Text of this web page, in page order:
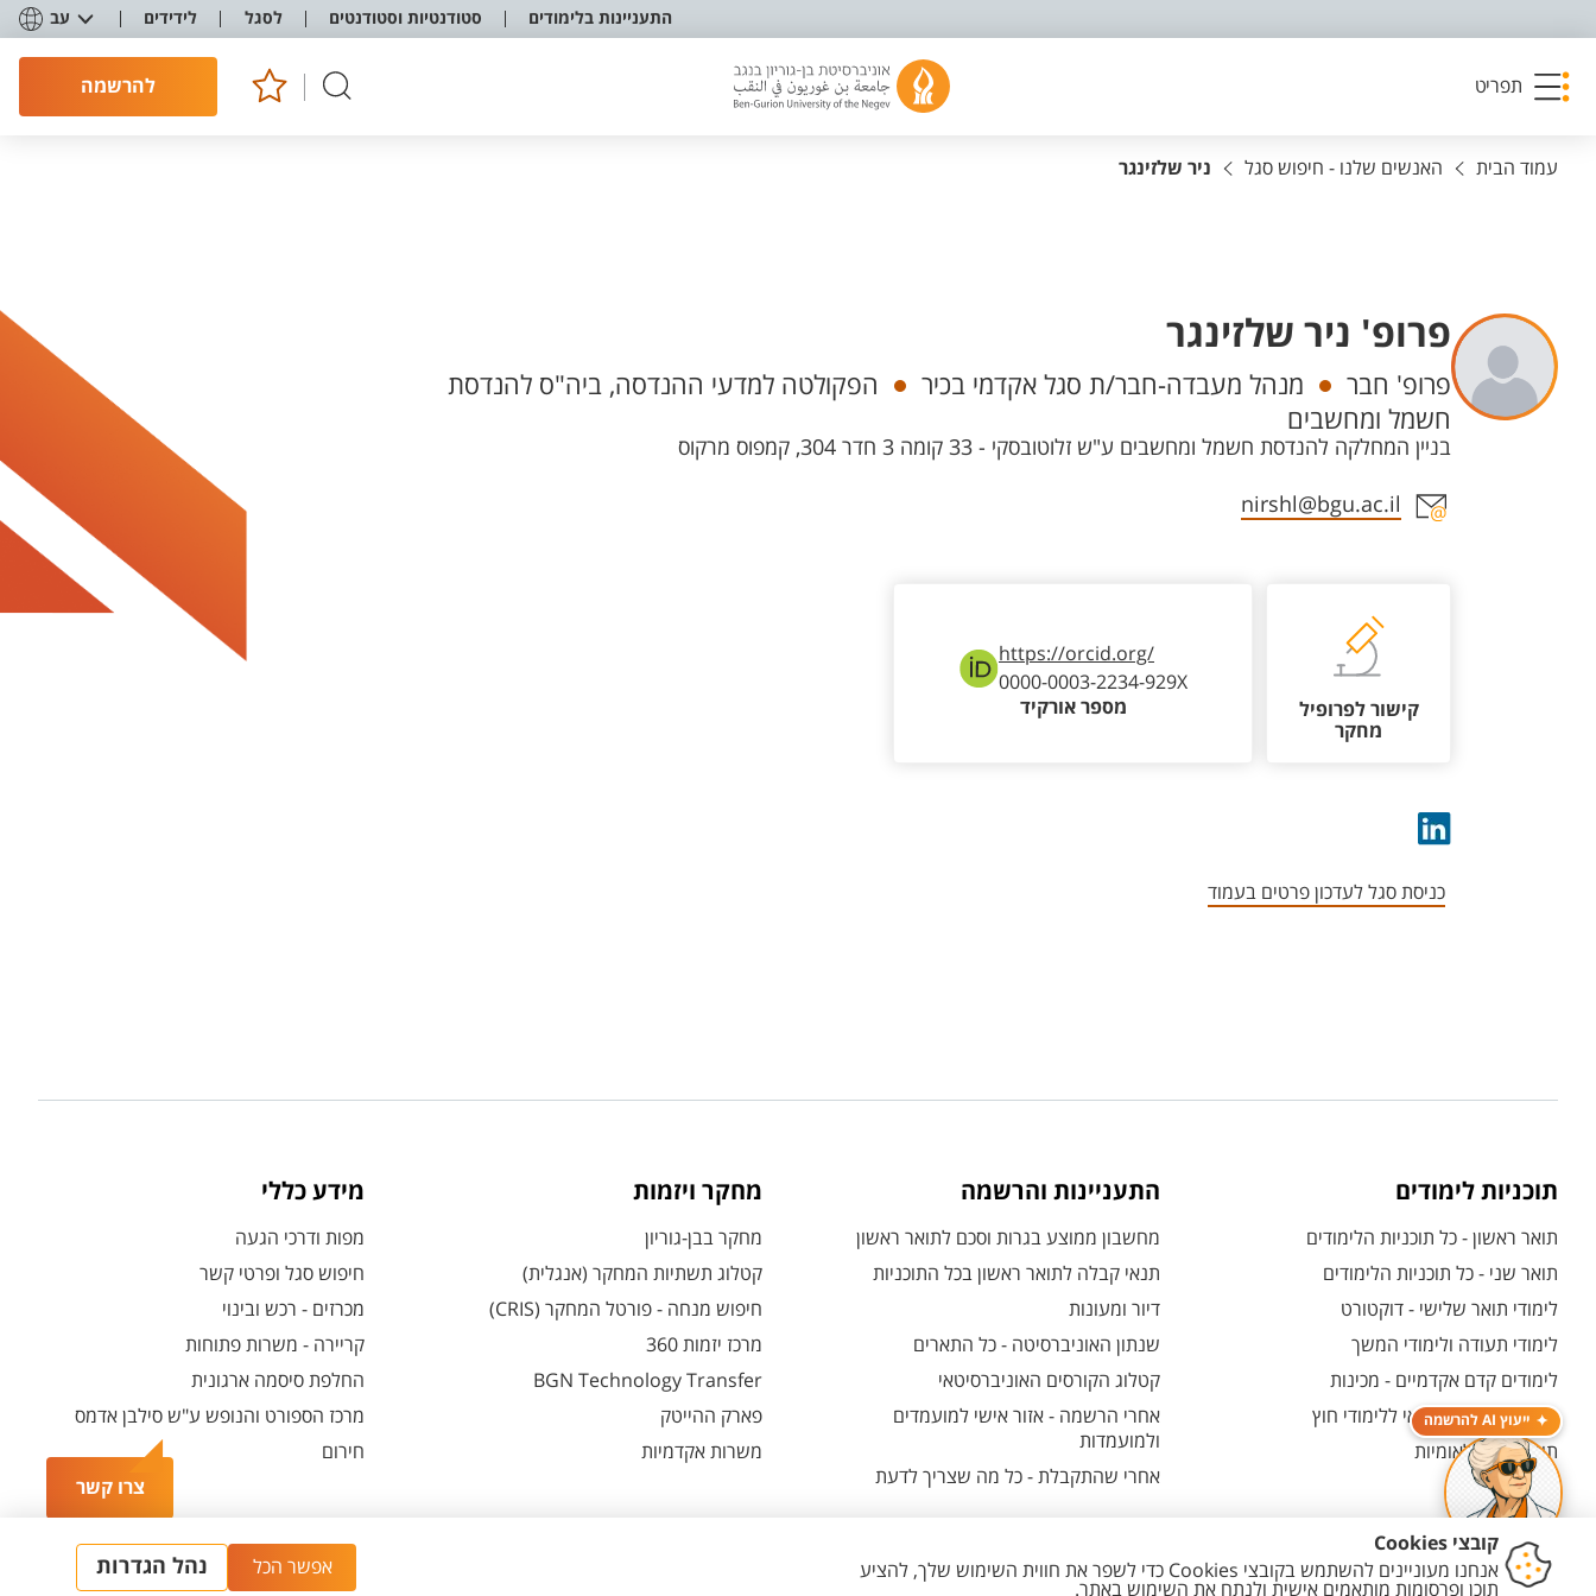
התעניינות בלימודים סטודנטיות וסטודנטים לסגל לידידים עב
תפריט להרשמה
צרו קשר
ייעוץ AI להרשמה
עמוד הבית האנשים שלנו - חיפוש סגל ניר שלזינגר
פרופ' ניר שלזינגר
יחידות
פרופ' חבר מנהל מעבדה-חבר/ת סגל אקדמי בכיר
הפקולטה למדעי ההנדסה, ביה"ס להנדסת
חשמל ומחשבים
בניין המחלקה להנדסת חשמל ומחשבים ע"ש זלוטובסקי - 33 קומה 3 חדר 304, קמפוס מרקוס
אזור צור קשר עם איש הסגל
nirshl@bgu.ac.il
קישור לפרופיל
מחקר
https://orcid.org/
0000-0003-2234-929X
מספר אורקיד
כניסת סגל לעדכון פרטים בעמוד
תוכניות לימודים
תואר ראשון - כל תוכניות הלימודים
תואר שני - כל תוכניות הלימודים
לימודי תואר שלישי - דוקטורט
לימודי תעודה ולימודי המשך
לימודים קדם אקדמיים - מכינות
המרכז האוניברסיטאי ללימודי חוץ
תוכניות בין-לאומיות
התעניינות והרשמה
מחשבון ממוצע בגרות וסכם לתואר ראשון
תנאי קבלה לתואר ראשון בכל התוכניות
דיור ומעונות
שנתון האוניברסיטה - כל התארים
קטלוג הקורסים האוניברסיטאי
אחרי הרשמה - אזור אישי למועמדים
ולמועמדות
אחרי שהתקבלת - כל מה שצריך לדעת
מחקר ויזמות
מחקר בבן-גוריון
קטלוג תשתיות המחקר (אנגלית)
חיפוש מנחה - פורטל המחקר (CRIS)
מרכז יזמות 360
BGN Technology Transfer
פארק ההייטק
משרות אקדמיות
מידע כללי
מפות ודרכי הגעה
חיפוש סגל ופרטי קשר
מכרזים - רכש ובינוי
קריירה - משרות פתוחות
החלפת סיסמה ארגונית
מרכז הספורט והנופש ע"ש סילבן אדמס
חירום